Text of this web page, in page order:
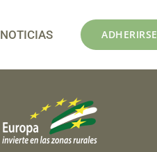
NOTICIAS ADHERIRSE